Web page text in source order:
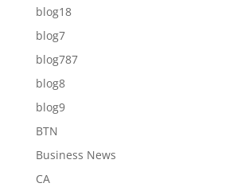
blog18
blog7
blog787
blog8
blog9
BTN
Business News
CA